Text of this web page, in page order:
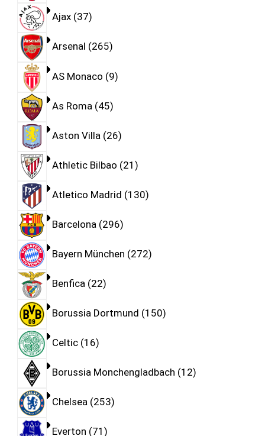
Ajax 37
Arsenal 265
AS Monaco 9
As Roma 45
Aston Villa 26
Athletic Bilbao 21
Atletico Madrid 130
Barcelona 296
Bayern München 272
Benfica 22
Borussia Dortmund 150
Celtic 16
Borussia Monchengladbach 12
Chelsea 253
Everton 71